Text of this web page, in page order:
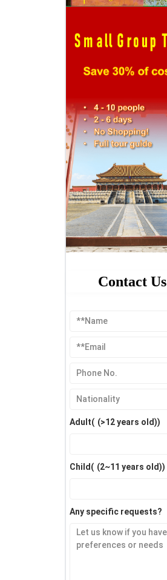
Contact Us
Adult( (>12 years old))
Child( (2~11 years old))
Any specific requests?